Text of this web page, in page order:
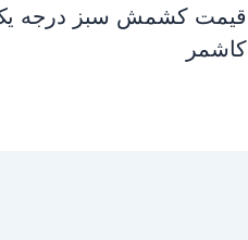
قیمت کشمش سبز درجه
کاشمر